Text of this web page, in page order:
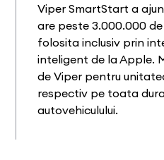
Viper SmartStart a
are peste 3.000.000
folosita inclusiv prin
inteligent de la Apple.
de Viper pentru
respectiv pe toata
autovehiculului.